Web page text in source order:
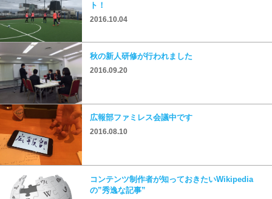
ト！
2016.10.04
秋の新人研修が行われました
2016.09.20
広報部ファミレス会議中です
2016.08.10
コンテンツ制作者が知っておきたいWikipedia
の”秀逸な記事”